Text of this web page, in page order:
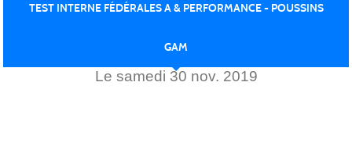
TEST INTERNE FÉDÉRALES A & PERFORMANCE - POUSSINS
GAM
Le samedi 30 nov. 2019